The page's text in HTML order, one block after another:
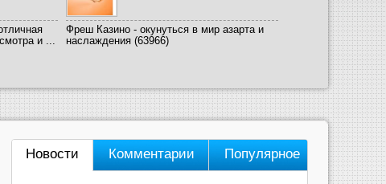
и ...
Фреш Казино - окунуться в мир азарта и
наслаждения (63966)
Новости Комментарии Популярное